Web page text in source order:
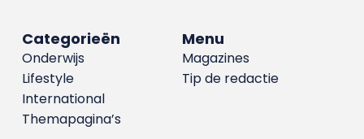
Menu
Magazines
Tip de redactie
Categorieën
Onderwijs
Lifestyle
International
Themapagina’s